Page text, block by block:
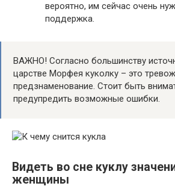
вероятно, им сейчас очень
поддержка.
ВАЖНО! Согласно большинству
царстве Морфея куколку – это
предзнаменование. Стоит быть
предупредить возможные ошибки.
Видеть во сне куклу
женщины